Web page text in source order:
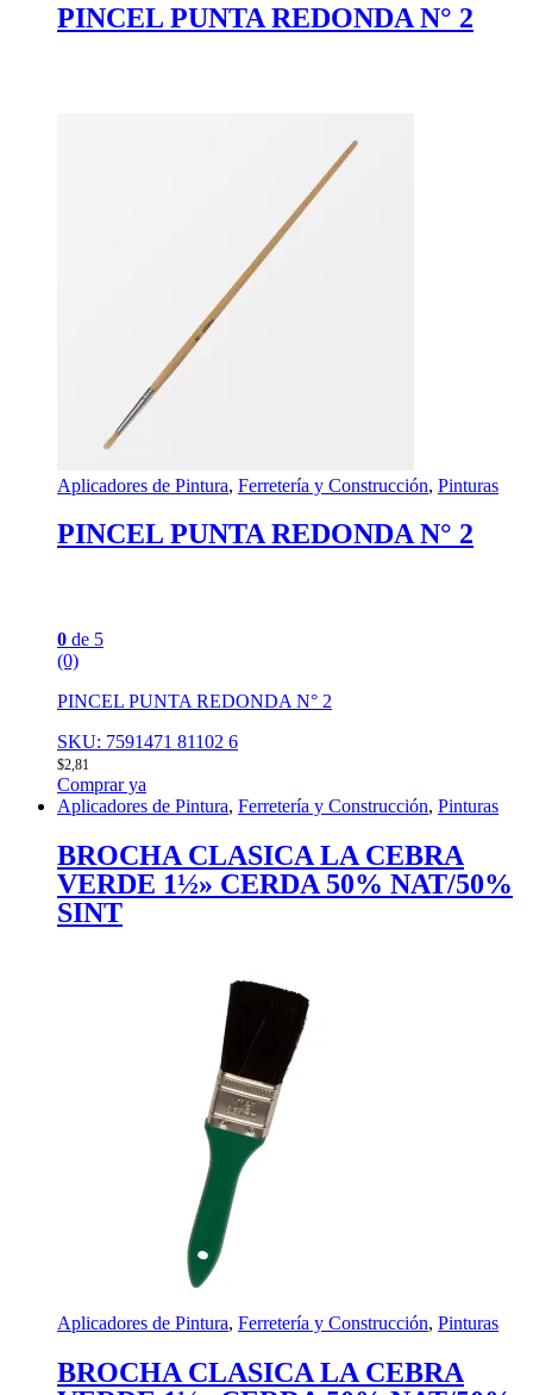
PINCEL PUNTA REDONDA N° 2
Aplicadores de Pintura, Ferretería y Construcción, Pinturas
PINCEL PUNTA REDONDA N° 2
0 de 5
(0)
PINCEL PUNTA REDONDA N° 2
SKU: 7591471 81102 6
$2,81
Comprar ya
Aplicadores de Pintura, Ferretería y Construcción, Pinturas
BROCHA CLASICA LA CEBRA
VERDE 1½» CERDA 50% NAT/50%
SINT
Aplicadores de Pintura, Ferretería y Construcción, Pinturas
BROCHA CLASICA LA CEBRA